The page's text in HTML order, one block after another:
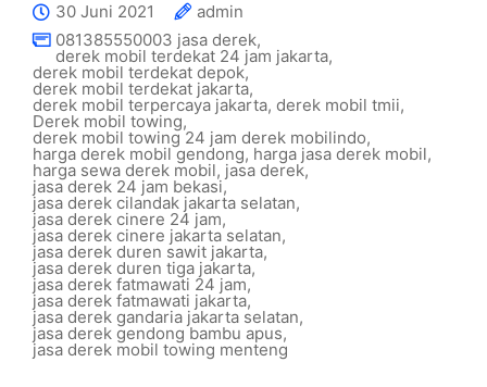
30 Juni 2021
admin
081385550003 jasa derek,
derek mobil terdekat 24 jam jakarta,
derek mobil terdekat depok,
derek mobil terdekat jakarta,
derek mobil terpercaya jakarta, derek mobil tmii,
Derek mobil towing,
derek mobil towing 24 jam derek mobilindo,
harga derek mobil gendong, harga jasa derek mobil,
harga sewa derek mobil, jasa derek,
jasa derek 24 jam bekasi,
jasa derek cilandak jakarta selatan,
jasa derek cinere 24 jam,
jasa derek cinere jakarta selatan,
jasa derek duren sawit jakarta,
jasa derek duren tiga jakarta,
jasa derek fatmawati 24 jam,
jasa derek fatmawati jakarta,
jasa derek gandaria jakarta selatan,
jasa derek gendong bambu apus,
jasa derek mobil towing menteng